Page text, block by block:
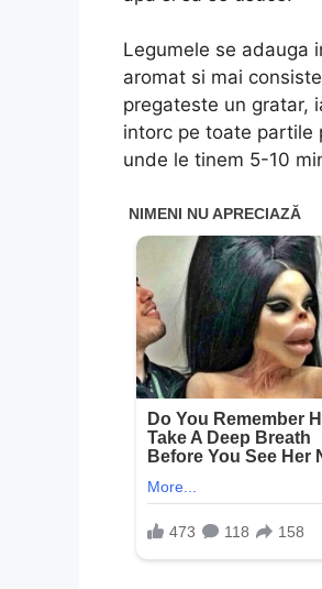
Legumele se adauga
aromat si mai
pregateste un gratar,
intorc pe toate partile
unde le tinem 5-10